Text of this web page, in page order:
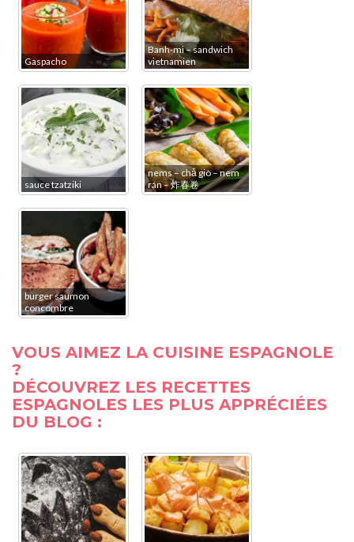
Gaspacho
Banh-mi – sandwich
vietnamien
sauce tzatziki
nems – chả giò – nem
rán – 炸春卷
burger saumon
concombre
VOUS AIMEZ LA CUISINE ESPAGNOLE
?
DÉCOUVREZ LES RECETTES
ESPAGNOLES LES PLUS APPRÉCIÉES
DU BLOG :